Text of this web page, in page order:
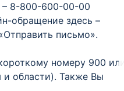
– 8-800-600-00-00
обращение здесь –
письмо».
номеру 900 или
и области). Также Вы